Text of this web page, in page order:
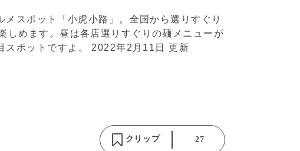
スポット「小虎小路」。全国から選りすぐり
しめます。昼は各店選りすぐりの麺メニューが
スポットですよ。 2022年2月11日 更新
クリップ 27